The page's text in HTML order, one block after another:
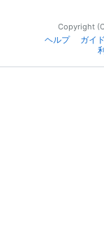
Copyright
ヘルプ
ガイ